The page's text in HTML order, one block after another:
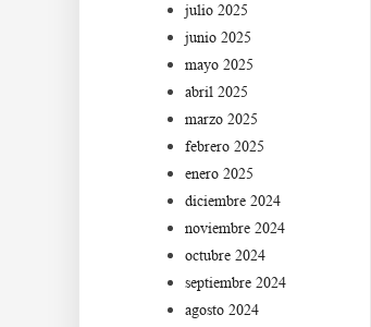
julio 2025
junio 2025
mayo 2025
abril 2025
marzo 2025
febrero 2025
enero 2025
diciembre 2024
noviembre 2024
octubre 2024
septiembre 2024
agosto 2024